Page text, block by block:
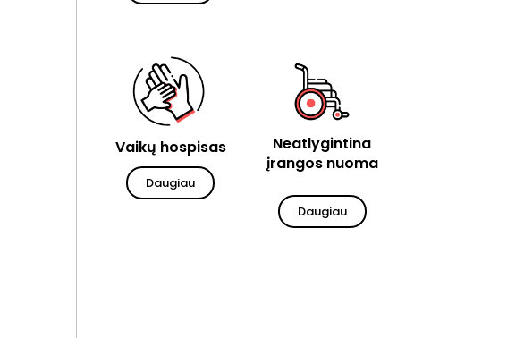
Vaikų hospisas
Daugiau
Neatlygintina
įrangos nuoma
Daugiau